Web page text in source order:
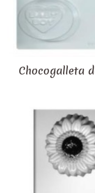
Chocogalleta